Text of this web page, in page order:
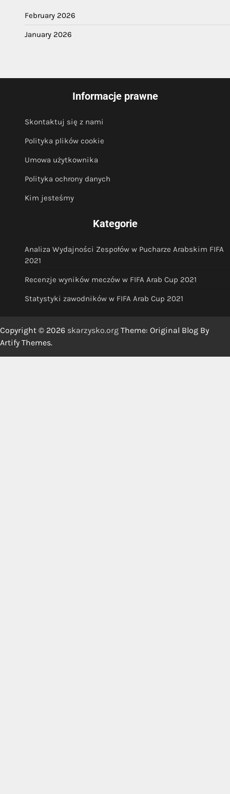
February 2026
January 2026
Informacje prawne
Skontaktuj się z nami
Polityka plików cookie
Umowa użytkownika
Polityka ochrony danych
Kim jesteśmy
Kategorie
Analiza Wydajności Zespołów w Pucharze Arabskim FIFA
2021
Recenzje wyników meczów w FIFA Arab Cup 2021
Statystyki zawodników w FIFA Arab Cup 2021
Copyright © 2026 skarzysko.org Theme: Original Blog By
Artify Themes.